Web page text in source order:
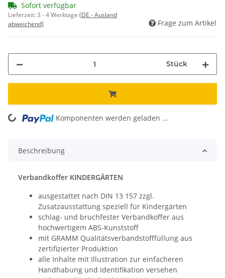
Sofort verfügbar
Lieferzeit:3 - 4 Werktage (DE - Ausland
abweichend)
Frage zum Artikel
Stück
Komponenten werden geladen ...
Beschreibung
Verbandkoffer KINDERGÄRTEN
ausgestattet nach DIN 13 157 zzgl.
Zusatzausstattung speziell für Kindergärten
schlag- und bruchfester Verbandkoffer aus
hochwertigem ABS-Kunststoff
mit GRAMM Qualitätsverbandstofffüllung aus
zertifizierter Produktion
alle Inhalte mit Illustration zur einfacheren
Handhabung und Identifikation versehen